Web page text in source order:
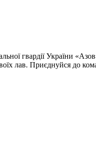
гвардії України
лав. Приєднуйся до